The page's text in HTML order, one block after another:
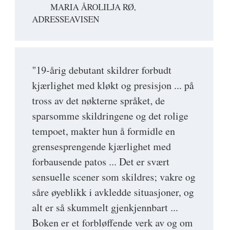
MARIA ÅROLILJA RØ,
ADRESSEAVISEN
"19-årig debutant skildrer forbudt
kjærlighet med kløkt og presisjon ... på
tross av det nøkterne språket, de
sparsomme skildringene og det rolige
tempoet, makter hun å formidle en
grensesprengende kjærlighet med
forbausende patos ... Det er svært
sensuelle scener som skildres; vakre og
såre øyeblikk i avkledde situasjoner, og
alt er så skummelt gjenkjennbart ...
Boken er et forbløffende verk av og om